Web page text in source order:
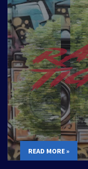
READ MORE »